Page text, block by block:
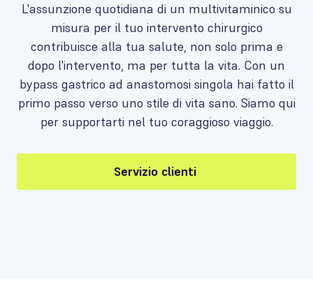
L'assunzione quotidiana di un multivitaminico su
misura per il tuo intervento chirurgico
contribuisce alla tua salute, non solo prima e
dopo l'intervento, ma per tutta la vita. Con un
bypass gastrico ad anastomosi singola hai fatto il
primo passo verso uno stile di vita sano. Siamo qui
per supportarti nel tuo coraggioso viaggio.
Servizio clienti